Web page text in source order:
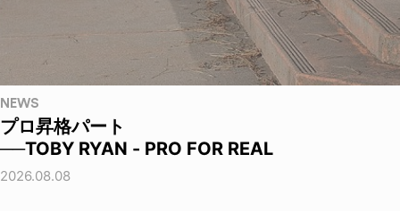
NEWS
プロ昇格パート
──TOBY RYAN - PRO FOR REAL
2026.08.08